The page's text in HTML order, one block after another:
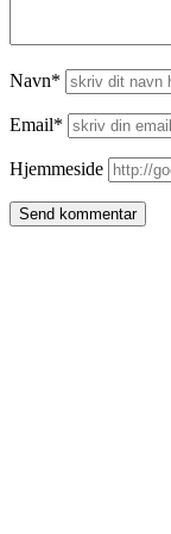
Navn*
Email*
Hjemmeside